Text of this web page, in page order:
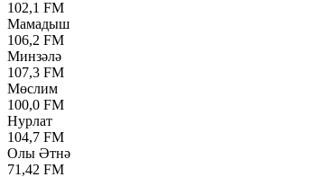
102,1 FM
Мамадыш
106,2 FM
Минзәлә
107,3 FM
Мөслим
100,0 FM
Нурлат
104,7 FM
Олы Әтнә
71,42 FM